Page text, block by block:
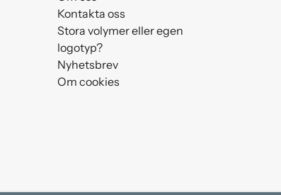
Kontakta oss
Stora volymer eller egen
logotyp?
Nyhetsbrev
Om cookies